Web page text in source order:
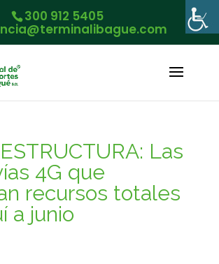
300 912 5405
Las
4G que
recursos totales
a junio